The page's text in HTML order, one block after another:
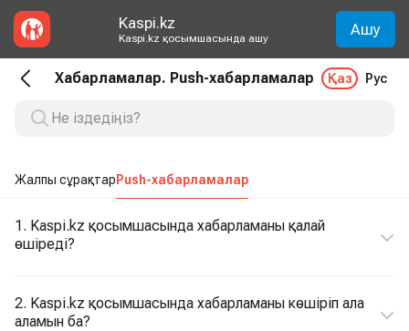
Kaspi.kz
Kaspi.kz қосымшасында ашу Ашу
Хабарламалар. Push-хабарламалар Қаз Рус
Жалпы сұрақтарPush-хабарламалар
1. Kaspi.kz қосымшасында хабарламаны қалай
өшіреді?
2. Kaspi.kz қосымшасында хабарламаны көшіріп ала
аламын ба?